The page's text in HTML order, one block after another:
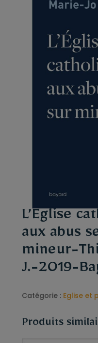
L’Église
aux abus
mineur-
J.-2019-
Catégorie : Eglise et
Produits